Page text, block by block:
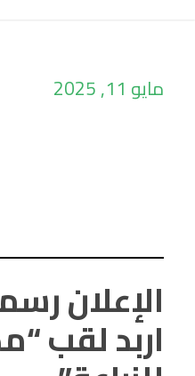
مايو 11, 2025
الإعلان
اربد لقب